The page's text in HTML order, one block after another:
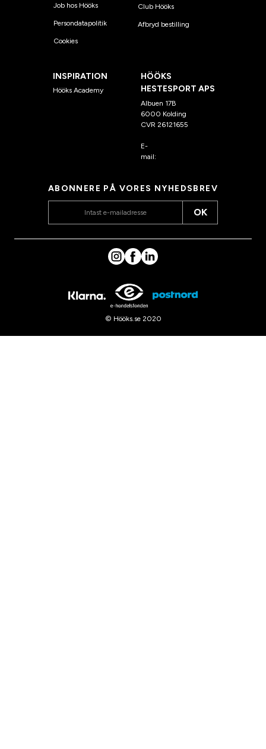
Job hos Hööks
Persondatapolitik
Cookies
Club Hööks
Afbryd bestilling
INSPIRATION
Hööks Academy
HÖÖKS
HESTESPORT APS
Albuen 17B
6000 Kolding
CVR 26121655
E-
mail:
ABONNERE PÅ VORES NYHEDSBREV
OK
© Hööks.se 2020